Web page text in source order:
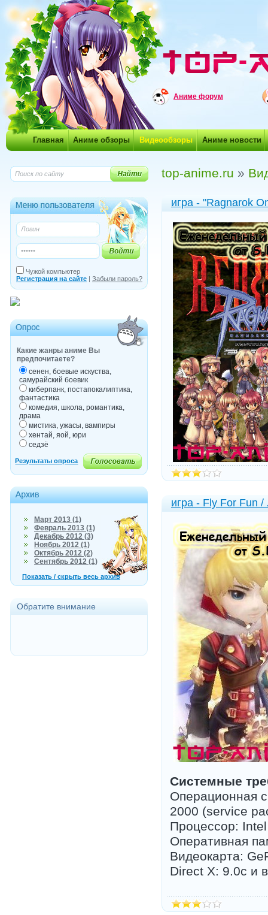
Аниме форум
Главная Аниме обзоры Видеообзоры Аниме новости
top-anime.ru »
игра - "Ragnarok
игра - Fly For Fun /
Системные
Операционная
2000 (service
Процессор:
Оперативная
Видеокарта:
Direct X: 9.0c и
Чужой компьютер
Регистрация на сайте | Забыли пароль?
Какие жанры аниме Вы
предпочитаете?
сенен, боевые искуства,
самурайский боевик
киберпанк, постапокалиптика,
фантастика
комедия, школа, романтика,
драма
мистика, ужасы, вампиры
хентай, яой, юри
седзё
Март 2013 (1)
Февраль 2013 (1)
Декабрь 2012 (3)
Ноябрь 2012 (1)
Октябрь 2012 (2)
Сентябрь 2012 (1)
Показать / скрыть весь архив
Обратите внимание